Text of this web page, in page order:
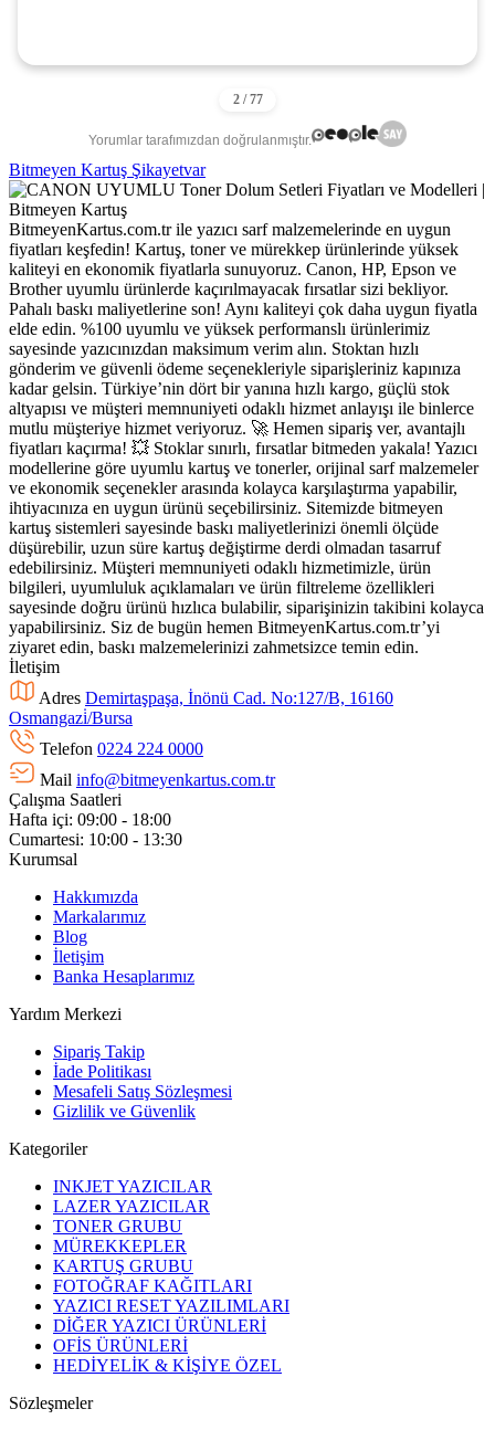
Yorumlar tarafımızdan doğrulanmıştır.
Bitmeyen Kartuş Şikayetvar
BitmeyenKartus.com.tr ile yazıcı sarf malzemelerinde en uygun
fiyatları keşfedin! Kartuş, toner ve mürekkep ürünlerinde yüksek
kaliteyi en ekonomik fiyatlarla sunuyoruz. Canon, HP, Epson ve
Brother uyumlu ürünlerde kaçırılmayacak fırsatlar sizi bekliyor.
Pahalı baskı maliyetlerine son! Aynı kaliteyi çok daha uygun fiyatla
elde edin. %100 uyumlu ve yüksek performanslı ürünlerimiz
sayesinde yazıcınızdan maksimum verim alın. Stoktan hızlı
gönderim ve güvenli ödeme seçenekleriyle siparişleriniz kapınıza
kadar gelsin. Türkiye’nin dört bir yanına hızlı kargo, güçlü stok
altyapısı ve müşteri memnuniyeti odaklı hizmet anlayışı ile binlerce
mutlu müşteriye hizmet veriyoruz. 🚀 Hemen sipariş ver, avantajlı
fiyatları kaçırma! 💥 Stoklar sınırlı, fırsatlar bitmeden yakala! Yazıcı
modellerine göre uyumlu kartuş ve tonerler, orijinal sarf malzemeler
ve ekonomik seçenekler arasında kolayca karşılaştırma yapabilir,
ihtiyacınıza en uygun ürünü seçebilirsiniz. Sitemizde bitmeyen
kartuş sistemleri sayesinde baskı maliyetlerinizi önemli ölçüde
düşürebilir, uzun süre kartuş değiştirme derdi olmadan tasarruf
edebilirsiniz. Müşteri memnuniyeti odaklı hizmetimizle, ürün
bilgileri, uyumluluk açıklamaları ve ürün filtreleme özellikleri
sayesinde doğru ürünü hızlıca bulabilir, siparişinizin takibini kolayca
yapabilirsiniz. Siz de bugün hemen BitmeyenKartus.com.tr’yi
ziyaret edin, baskı malzemelerinizi zahmetsizce temin edin.
İletişim
Adres Demirtaşpaşa, İnönü Cad. No:127/B, 16160
Osmangazi̇/Bursa
Telefon 0224 224 0000
Mail info@bitmeyenkartus.com.tr
Çalışma Saatleri
Hafta içi: 09:00 - 18:00
Cumartesi: 10:00 - 13:30
Kurumsal
Hakkımızda
Markalarımız
Blog
İletişim
Banka Hesaplarımız
Yardım Merkezi
Sipariş Takip
İade Politikası
Mesafeli Satış Sözleşmesi
Gizlilik ve Güvenlik
Kategoriler
INKJET YAZICILAR
LAZER YAZICILAR
TONER GRUBU
MÜREKKEPLER
KARTUŞ GRUBU
FOTOĞRAF KAĞITLARI
YAZICI RESET YAZILIMLARI
DİĞER YAZICI ÜRÜNLERİ
OFİS ÜRÜNLERİ
HEDİYELİK & KİŞİYE ÖZEL
Sözleşmeler